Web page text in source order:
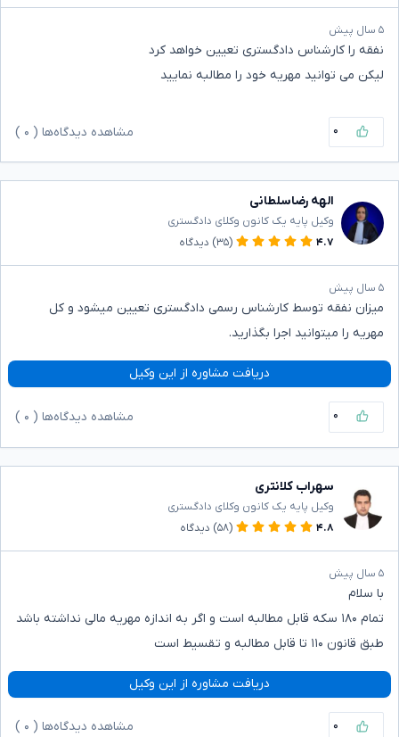
۵ سال پیش
نفقه را کارشناس دادگستری تعیین خواهد کرد
لیکن می توانید مهریه خود را مطالبه نمایید
۰ مشاهده دیدگاه‌ها ( ۰
الهه رضاسلطانی
وکیل پایه یک کانون وکلای دادگستری
۴.۷
(۳۵) دیدگاه
۵ سال پیش
میزان نفقه توسط کارشناس رسمی دادگستری تعیین میشود و کل
مهریه را میتوانید اجرا بگذارید.
دریافت مشاوره از این وکیل
۰ مشاهده دیدگاه‌ها ( ۰
سهراب کلانتری
وکیل پایه یک کانون وکلای دادگستری
۴.۸
(۵۸) دیدگاه
۵ سال پیش
با سلام
تمام ۱۸۰ سکه قابل مطالبه است و اگر به اندازه مهریه مالی نداشته باشد
طبق قانون ۱۱۰ تا قابل مطالبه و تقسیط است
دریافت مشاوره از این وکیل
۰ مشاهده دیدگاه‌ها ( ۰